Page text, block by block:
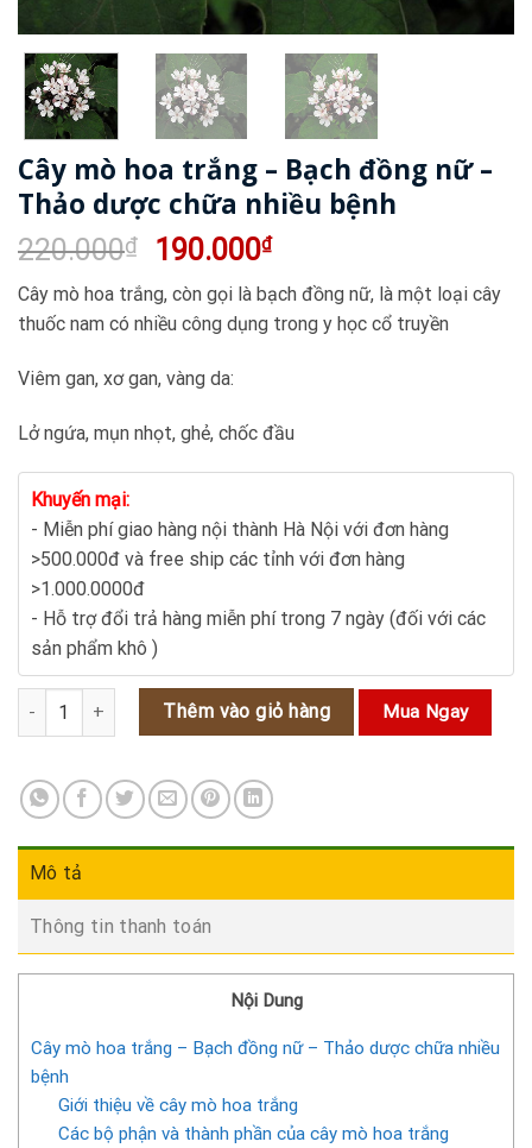
Cây mò hoa trắng – Bạch đồng nữ –
Thảo dược chữa nhiều bệnh
220.000₫
Giá
là:
220.000₫.
190.000₫Giá
hiện
tại
là:
Cây mò hoa trắng, còn gọi là bạch đồng nữ, là một loại cây
thuốc nam có nhiều công dụng trong y học cổ truyền
Viêm gan, xơ gan, vàng da:
Lở ngứa, mụn nhọt, ghẻ, chốc đầu
Khuyến mại:
- Miễn phí giao hàng nội thành Hà Nội với đơn hàng
>500.000đ và free ship các tỉnh với đơn hàng
>1.000.0000đ
- Hỗ trợ đổi trả hàng miễn phí trong 7 ngày (đối với các
sản phẩm khô )
Cây mò hoa trắng - Bạch đồng nữ - Thảo dược chữa nhiều bệnh
Thêm vào giỏ hàng Mua Ngay
Mô tả
Thông tin thanh toán
Nội Dung
Cây mò hoa trắng – Bạch đồng nữ – Thảo dược chữa nhiều
bệnh
Giới thiệu về cây mò hoa trắng
Các bộ phận và thành phần của cây mò hoa trắng